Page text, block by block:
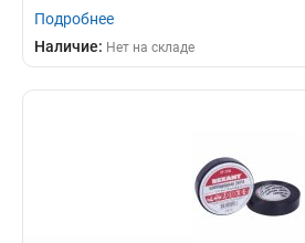
Подробнее
Наличие: Нет на складе